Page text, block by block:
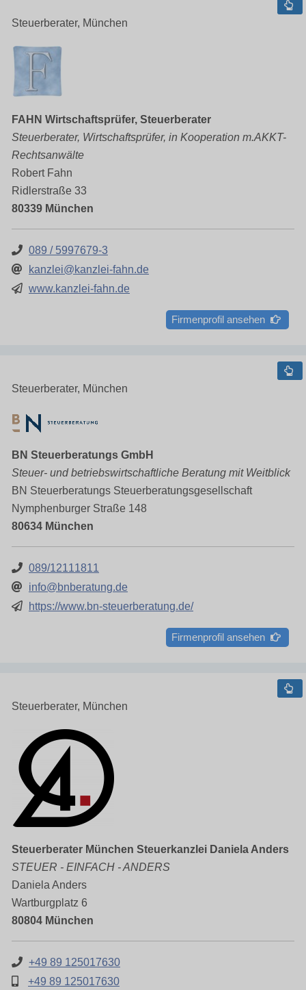
Steuerberater, München
FAHN Wirtschaftsprüfer, Steuerberater
Steuerberater, Wirtschaftsprüfer, in Kooperation m.AKKT-
Rechtsanwälte
Robert Fahn
Ridlerstraße 33
80339 München
089 / 5997679-3
kanzlei@kanzlei-fahn.de
www.kanzlei-fahn.de
Firmenprofil ansehen
Steuerberater, München
BN Steuerberatungs GmbH
Steuer- und betriebswirtschaftliche Beratung mit Weitblick
BN Steuerberatungs Steuerberatungsgesellschaft
Nymphenburger Straße 148
80634 München
089/12111811
info@bnberatung.de
https://www.bn-steuerberatung.de/
Firmenprofil ansehen
Steuerberater, München
Steuerberater München Steuerkanzlei Daniela Anders
STEUER - EINFACH - ANDERS
Daniela Anders
Wartburgplatz 6
80804 München
+49 89 125017630
+49 89 125017630